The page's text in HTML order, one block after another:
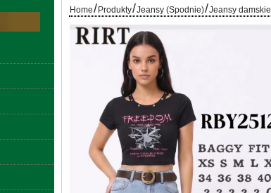
Home/ Produkty/Jeansy (Spodnie)/Jeansy damskie